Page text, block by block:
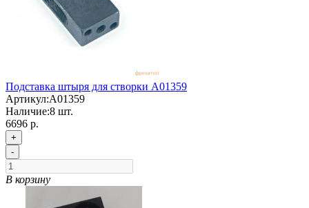
Подставка штыря для створки А01359
Артикул:А01359
Наличие:8 шт.
6696 р.
+
-
В корзину